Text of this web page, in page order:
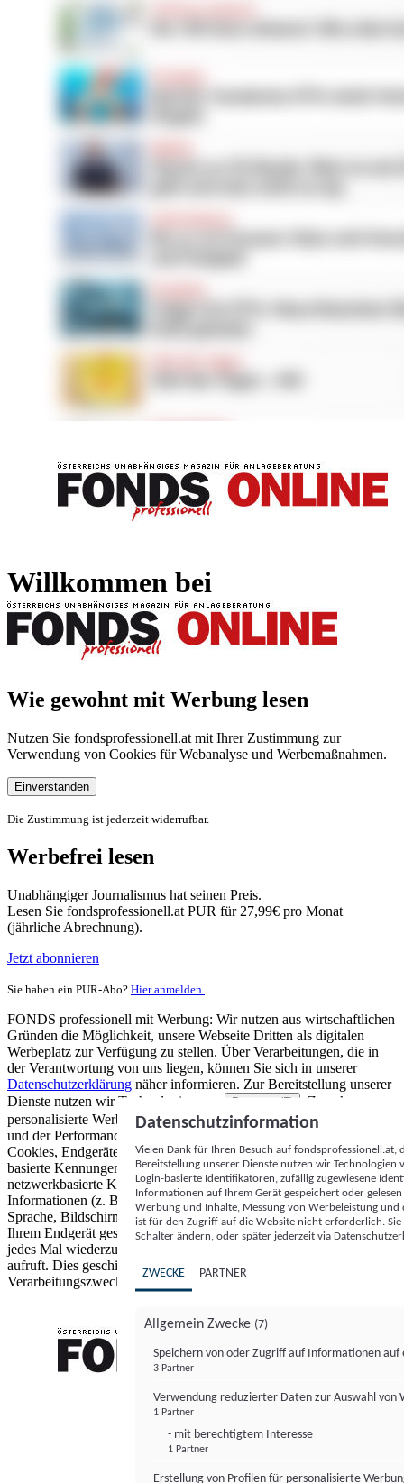
Willkommen bei
Wie gewohnt mit Werbung lesen
Nutzen Sie fondsprofessionell.at mit Ihrer Zustimmung zur
Verwendung von Cookies für Webanalyse und Werbemaßnahmen.
Einverstanden
Die Zustimmung ist jederzeit widerrufbar.
Werbefrei lesen
Unabhängiger Journalismus hat seinen Preis.
Lesen Sie fondsprofessionell.at PUR für 27,99€ pro Monat
(jährliche Abrechnung).
Jetzt abonnieren
Sie haben ein PUR-Abo? Hier anmelden.
FONDS professionell mit Werbung: Wir nutzen aus wirtschaftlichen
Gründen die Möglichkeit, unsere Webseite Dritten als digitalen
Werbeplatz zur Verfügung zu stellen. Über Verarbeitungen, die in
der Verantwortung von uns liegen, können Sie sich in unserer
Datenschutzerklärung näher informieren. Zur Bereitstellung unserer
Dienste nutzen wir Technologien von
Partnern (5)
. Zwecke:
personalisierte Werbung und Inhalte, Messung von Werbeleistung
und der Performance von Inhalten sowie Zielgruppenforschung.
Cookies, Endgeräte- oder ähnliche Online-Kennungen (z. B. login-
basierte Kennungen, zufällig generierte Kennungen,
netzwerkbasierte Kennungen) können zusammen mit anderen
Informationen (z. B. Browsertyp und Browserinformationen,
Sprache, Bildschirmgröße, unterstützte Technologien usw.) auf
Ihrem Endgerät gespeichert oder von dort ausgelesen werden, um es
jedes Mal wiederzuerkennen, wenn es eine App oder einer Webseite
aufruft. Dies geschieht für einen oder mehrere der hier aufgeführten
Verarbeitungszwecke.
Datenschutzinformation
Vielen Dank für Ihren Besuch auf
Bereitstellung unserer Dienste nutzen wir Technologien
Login-basierte Identifikatoren, zufällig zugewiesene
Informationen auf Ihrem Gerät gespeichert oder
Werbung und Inhalte, Messung von Werbeleistung
ist für den Zugriff auf die Website nicht erforderlich.
Schalter ändern, oder später jederzeit via
ZWECKE PARTNER
Allgemein Zwecke (7)
Speichern von oder Zugriff auf Informationen auf
3 Partner
Verwendung reduzierter Daten zur Auswahl von
1 Partner
- mit berechtigtem Interesse
1 Partner
Erstellung von Profilen für personalisierte
FONDS professionell